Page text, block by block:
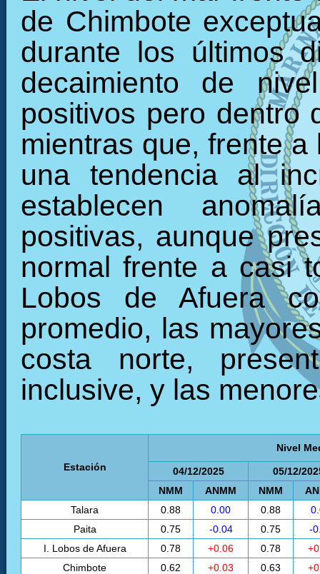
de Chimbote
durante los últimos
decaimiento de
positivos pero dentro
mientras que, frente
una tendencia al
establecen
positivas, aunque
normal frente a casi
Lobos de Afuera
promedio, las
costa norte,
inclusive, y las
Estación
Nivel
04/12/2025
05/12/
NMM
ANMM NMM
Talara
0.88 0.00 0.88
Paita
0.75 -0.04 0.75
-
I. Lobos de Afuera
0.78 +0.06 0.78
Chimbote
0.62 +0.03 0.63